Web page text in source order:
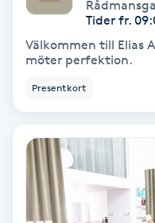
Regndroppsmassage
Reiki
Reiki massage
Restorative Yoga
Tider fr.
Välkommen till Elias
möter perfektion.
Presentkort